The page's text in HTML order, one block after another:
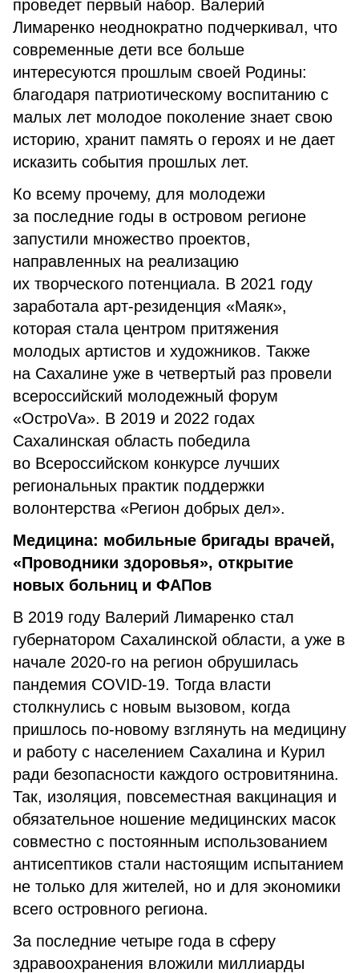
проведет первый набор. Валерий
Лимаренко неоднократно подчеркивал, что
современные дети все больше
интересуются прошлым своей Родины:
благодаря патриотическому воспитанию с
малых лет молодое поколение знает свою
историю, хранит память о героях и не дает
исказить события прошлых лет.
Ко всему прочему, для молодежи
за последние годы в островом регионе
запустили множество проектов,
направленных на реализацию
их творческого потенциала. В 2021 году
заработала арт-резиденция «Маяк»,
которая стала центром притяжения
молодых артистов и художников. Также
на Сахалине уже в четвертый раз провели
всероссийский молодежный форум
«ОстроVа». В 2019 и 2022 годах
Сахалинская область победила
во Всероссийском конкурсе лучших
региональных практик поддержки
волонтерства «Регион добрых дел».
Медицина: мобильные бригады врачей,
«Проводники здоровья», открытие
новых больниц и ФАПов
В 2019 году Валерий Лимаренко стал
губернатором Сахалинской области, а уже в
начале 2020-го на регион обрушилась
пандемия COVID-19. Тогда власти
столкнулись с новым вызовом, когда
пришлось по-новому взглянуть на медицину
и работу с населением Сахалина и Курил
ради безопасности каждого островитянина.
Так, изоляция, повсеместная вакцинация и
обязательное ношение медицинских масок
совместно с постоянным использованием
антисептиков стали настоящим испытанием
не только для жителей, но и для экономики
всего островного региона.
За последние четыре года в сферу
здравоохранения вложили миллиарды